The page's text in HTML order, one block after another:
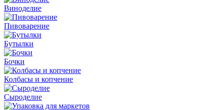
Виноделие
Пивоварение
Бутылки
Бочки
Колбасы и копчение
Сыроделие